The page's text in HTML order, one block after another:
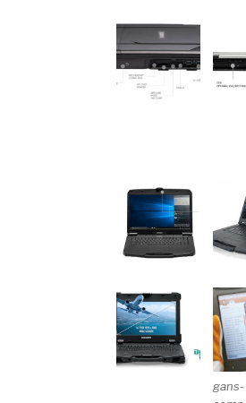
gans-